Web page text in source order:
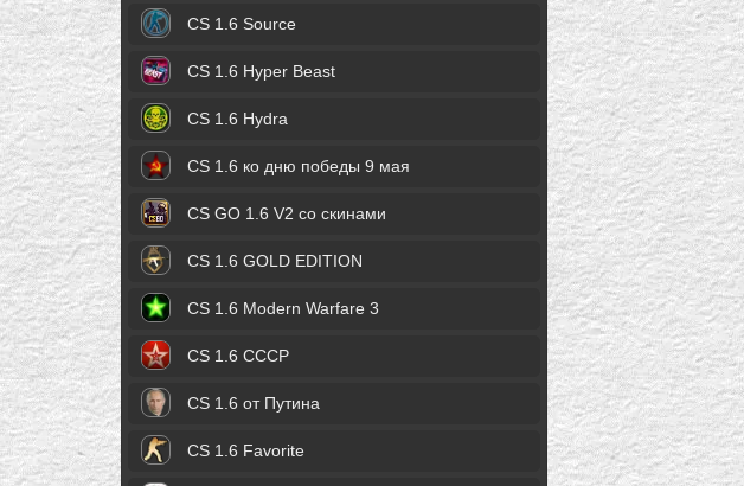
CS 1.6 Source
CS 1.6 Hyper Beast
CS 1.6 Hydra
CS 1.6 ко дню победы 9 мая
CS GO 1.6 V2 со скинами
CS 1.6 GOLD EDITION
CS 1.6 Modern Warfare 3
CS 1.6 СССР
CS 1.6 от Путина
CS 1.6 Favorite